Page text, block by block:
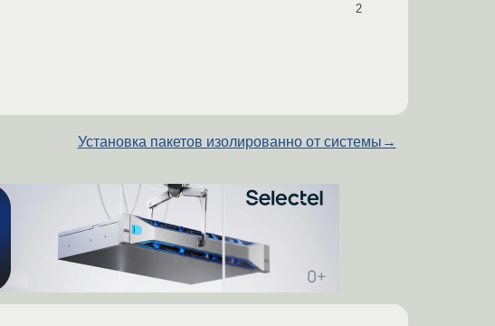
2
Установка пакетов изолированно от системы →